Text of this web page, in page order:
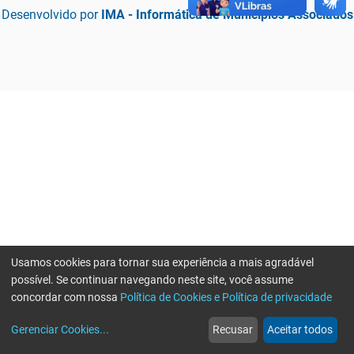
Desenvolvido por IMA - Informática de Municípios Associados
web
Notícias
more_horiz
Mais
Usamos cookies para tornar sua experiência a mais agradável
possível. Se continuar navegando neste site, você assume
concordar com nossa Política de Cookies e Política de privacidade
Gerenciar Cookies... Recusar Aceitar todos
Erro ao enviar informações, por favor tente novamente